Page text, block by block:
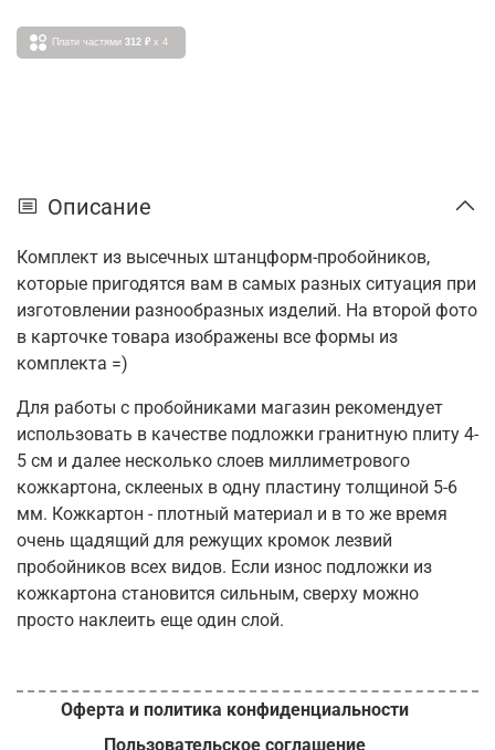
Плати частями 312 ₽ x 4
Описание
Комплект из высечных штанцформ-пробойников,
которые пригодятся вам в самых разных ситуация при
изготовлении разнообразных изделий. На второй фото
в карточке товара изображены все формы из
комплекта =)
Для работы с пробойниками магазин рекомендует
использовать в качестве подложки гранитную плиту 4-
5 см и далее несколько слоев миллиметрового
кожкартона, склееных в одну пластину толщиной 5-6
мм. Кожкартон - плотный материал и в то же время
очень щадящий для режущих кромок лезвий
пробойников всех видов. Если износ подложки из
кожкартона становится сильным, сверху можно
просто наклеить еще один слой.
Оферта и политика конфиденциальности
Пользовательское соглашение